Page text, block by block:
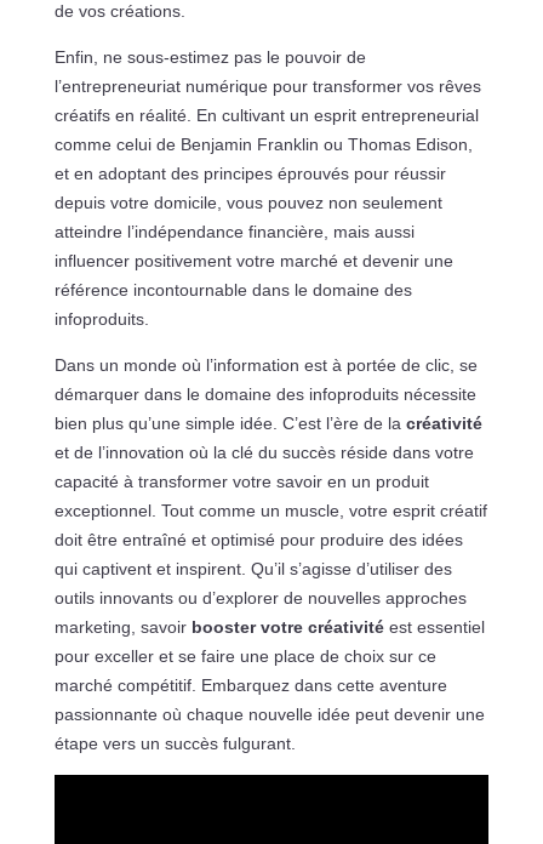
de vos créations.
Enfin, ne sous-estimez pas le pouvoir de
l’entrepreneuriat numérique pour transformer vos rêves
créatifs en réalité. En cultivant un esprit entrepreneurial
comme celui de Benjamin Franklin ou Thomas Edison,
et en adoptant des principes éprouvés pour réussir
depuis votre domicile, vous pouvez non seulement
atteindre l’indépendance financière, mais aussi
influencer positivement votre marché et devenir une
référence incontournable dans le domaine des
infoproduits.
Dans un monde où l’information est à portée de clic, se
démarquer dans le domaine des infoproduits nécessite
bien plus qu’une simple idée. C’est l’ère de la créativité
et de l’innovation où la clé du succès réside dans votre
capacité à transformer votre savoir en un produit
exceptionnel. Tout comme un muscle, votre esprit créatif
doit être entraîné et optimisé pour produire des idées
qui captivent et inspirent. Qu’il s’agisse d’utiliser des
outils innovants ou d’explorer de nouvelles approches
marketing, savoir booster votre créativitéest essentiel
pour exceller et se faire une place de choix sur ce
marché compétitif. Embarquez dans cette aventure
passionnante où chaque nouvelle idée peut devenir une
étape vers un succès fulgurant.